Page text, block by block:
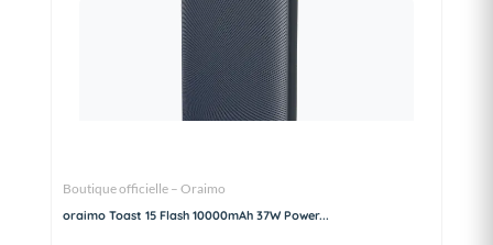
Boutique officielle – Oraimo
oraimo Toast 15 Flash 10000mAh 37W Power...